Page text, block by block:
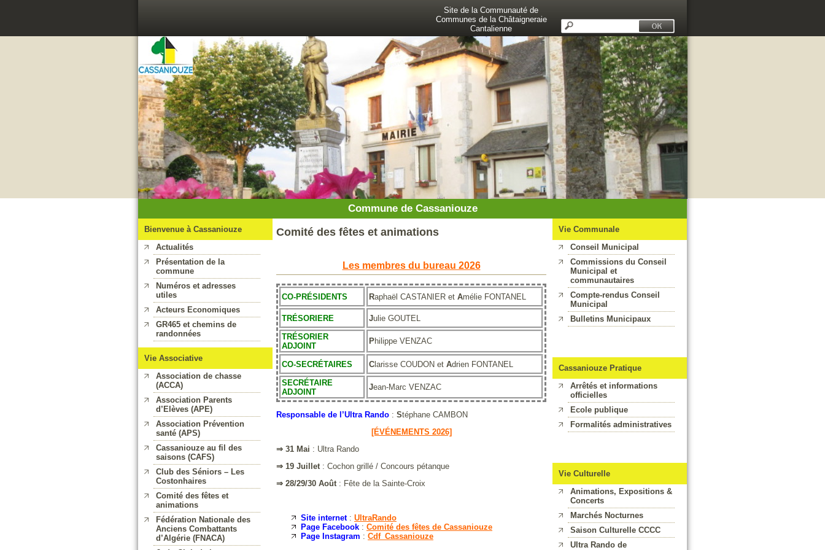
Site de la Communauté de
Communes de la Châtaigneraie
Cantalienne
Commune de Cassaniouze
Vie Communale
Conseil Municipal
Commissions du Conseil
Municipal et
communautaires
Compte-rendus Conseil
Municipal
Bulletins Municipaux
Cassaniouze Pratique
Arrêtés et informations
officielles
Ecole publique
Formalités administratives
Vie Culturelle
Animations, Expositions &
Concerts
Marchés Nocturnes
Saison Culturelle CCCC
Ultra Rando de
Bienvenue à Cassaniouze
Actualités
Présentation de la
commune
Numéros et adresses
utiles
Acteurs Economiques
GR465 et chemins de
randonnées
Vie Associative
Association de chasse
(ACCA)
Association Parents
d’Elèves (APE)
Association Prévention
santé (APS)
Cassaniouze au fil des
saisons (CAFS)
Club des Séniors – Les
Costonhaires
Comité des fêtes et
animations
Fédération Nationale des
Anciens Combattants
d’Algérie (FNACA)
Comité des fêtes et animations
Les membres du bureau 2026
CO-PRÉSIDENTS Raphaël CASTANIER et Amélie FONTANEL
TRÉSORIERE Julie GOUTEL
TRÉSORIER
ADJOINT
Philippe VENZAC
CO-SECRÉTAIRES Clarisse COUDON et Adrien FONTANEL
SECRÉTAIRE
ADJOINT
Jean-Marc VENZAC
Responsable de l’Ultra Rando : Stéphane CAMBON
[ÉVÉNEMENTS 2026]
⇒ 31 Mai : Ultra Rando
⇒ 19 Juillet : Cochon grillé / Concours pétanque
⇒ 28/29/30 Août : Fête de la Sainte-Croix
Site internet : UltraRando
Page Facebook : Comité des fêtes de Cassaniouze
Page Instagram : Cdf_Cassaniouze